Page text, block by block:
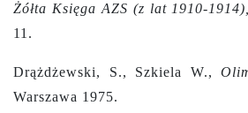
Żółta Księga AZS (z lat 1910-1914),
11.
Drążdżewski, S., Szkiela W.,
Warszawa 1975.